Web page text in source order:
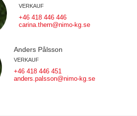
VERKAUF
+46 418 446 446
carina.thern@nimo-kg.se
Anders Pålsson
VERKAUF
+46 418 446 451
anders.palsson@nimo-kg.se